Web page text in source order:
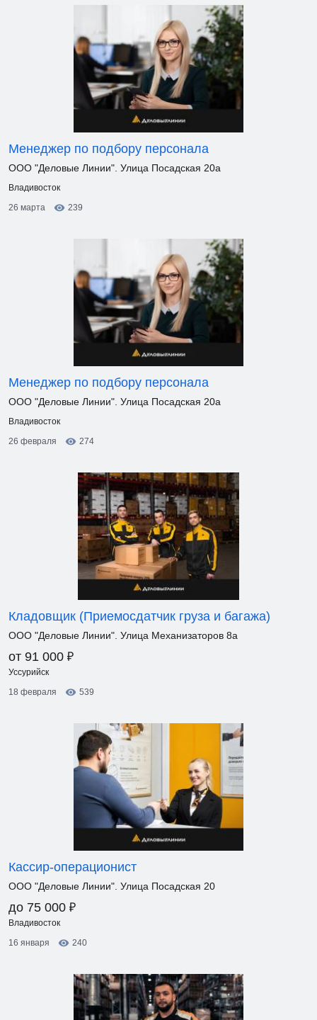
Менеджер по подбору персонала
ООО "Деловые Линии". Улица Посадская 20а
Владивосток
26 марта
239
Менеджер по подбору персонала
ООО "Деловые Линии". Улица Посадская 20а
Владивосток
26 февраля
274
Кладовщик (Приемосдатчик груза и багажа)
ООО "Деловые Линии". Улица Механизаторов 8а
от 91 000 ₽
Уссурийск
18 февраля
539
Кассир-операционист
ООО "Деловые Линии". Улица Посадская 20
до 75 000 ₽
Владивосток
16 января
240